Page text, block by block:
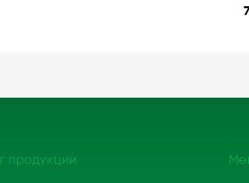
продукции